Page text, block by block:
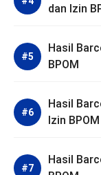
dan Izin
Hasil
BPOM
Hasil
Izin BPOM
Hasil